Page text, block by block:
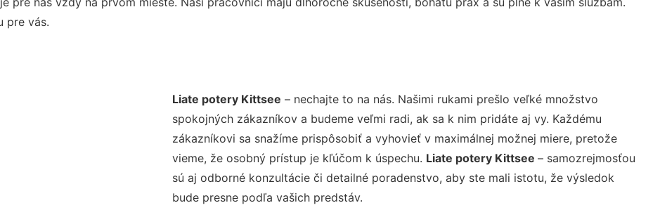
pre vás.
Liate potery Kittsee – nechajte to na nás. Našimi rukami prešlo veľké množstvo
spokojných zákazníkov a budeme veľmi radi, ak sa k nim pridáte aj vy. Každému
zákazníkovi sa snažíme prispôsobiť a vyhovieť v maximálnej možnej miere, pretože
vieme, že osobný prístup je kľúčom k úspechu. Liate potery Kittsee – samozrejmosťou
sú aj odborné konzultácie či detailné poradenstvo, aby ste mali istotu, že výsledok
bude presne podľa vašich predstáv.